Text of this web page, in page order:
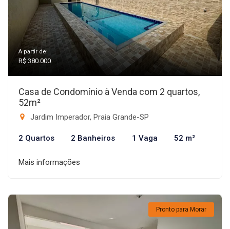
A partir de:
R$ 380.000
Casa de Condomínio à Venda com 2 quartos,
52m²
Jardim Imperador, Praia Grande-SP
2 Quartos 2 Banheiros 1 Vaga 52 m²
Mais informações
Pronto para Morar